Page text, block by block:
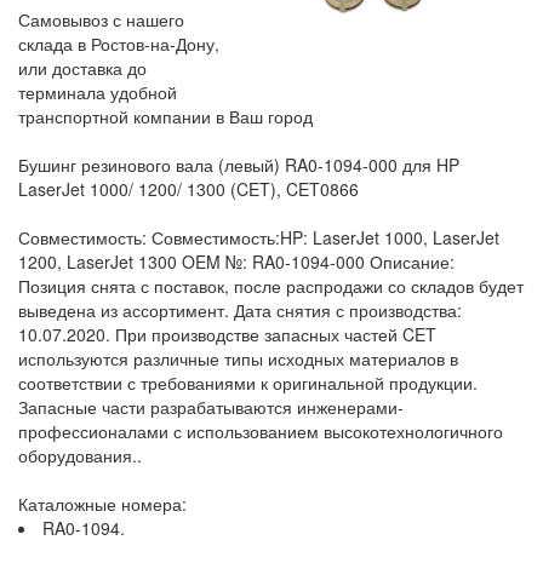
Самовывоз с нашего
склада в Ростов-на-Дону,
или доставка до
терминала удобной
транспортной компании в Ваш город
Бушинг резинового вала (левый) RA0-1094-000 для HP
LaserJet 1000/ 1200/ 1300 (CET), CET0866
Совместимость: Совместимость:HP: LaserJet 1000, LaserJet
1200, LaserJet 1300 OEM №: RA0-1094-000 Описание:
Позиция снята с поставок, после распродажи со складов будет
выведена из ассортимент. Дата снятия с производства:
10.07.2020. При производстве запасных частей CET
используются различные типы исходных материалов в
соответствии с требованиями к оригинальной продукции.
Запасные части разрабатываются инженерами-
профессионалами с использованием высокотехнологичного
оборудования..
Каталожные номера:
RA0-1094.